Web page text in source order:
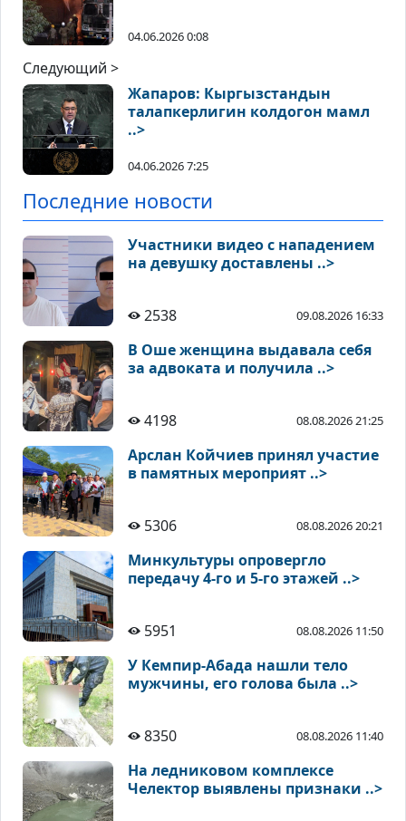
04.06.2026 0:08
Следующий >
Жапаров: Кыргызстандын
талапкерлигин колдогон мамл
..>
04.06.2026 7:25
Последние новости
Участники видео с нападением
на девушку доставлены ..>
2538 09.08.2026 16:33
В Оше женщина выдавала себя
за адвоката и получила ..>
4198 08.08.2026 21:25
Арслан Койчиев принял участие
в памятных мероприят ..>
5306 08.08.2026 20:21
Минкультуры опровергло
передачу 4-го и 5-го этажей ..>
5951 08.08.2026 11:50
У Кемпир-Абада нашли тело
мужчины, его голова была ..>
8350 08.08.2026 11:40
На ледниковом комплексе
Челектор выявлены признаки ..>